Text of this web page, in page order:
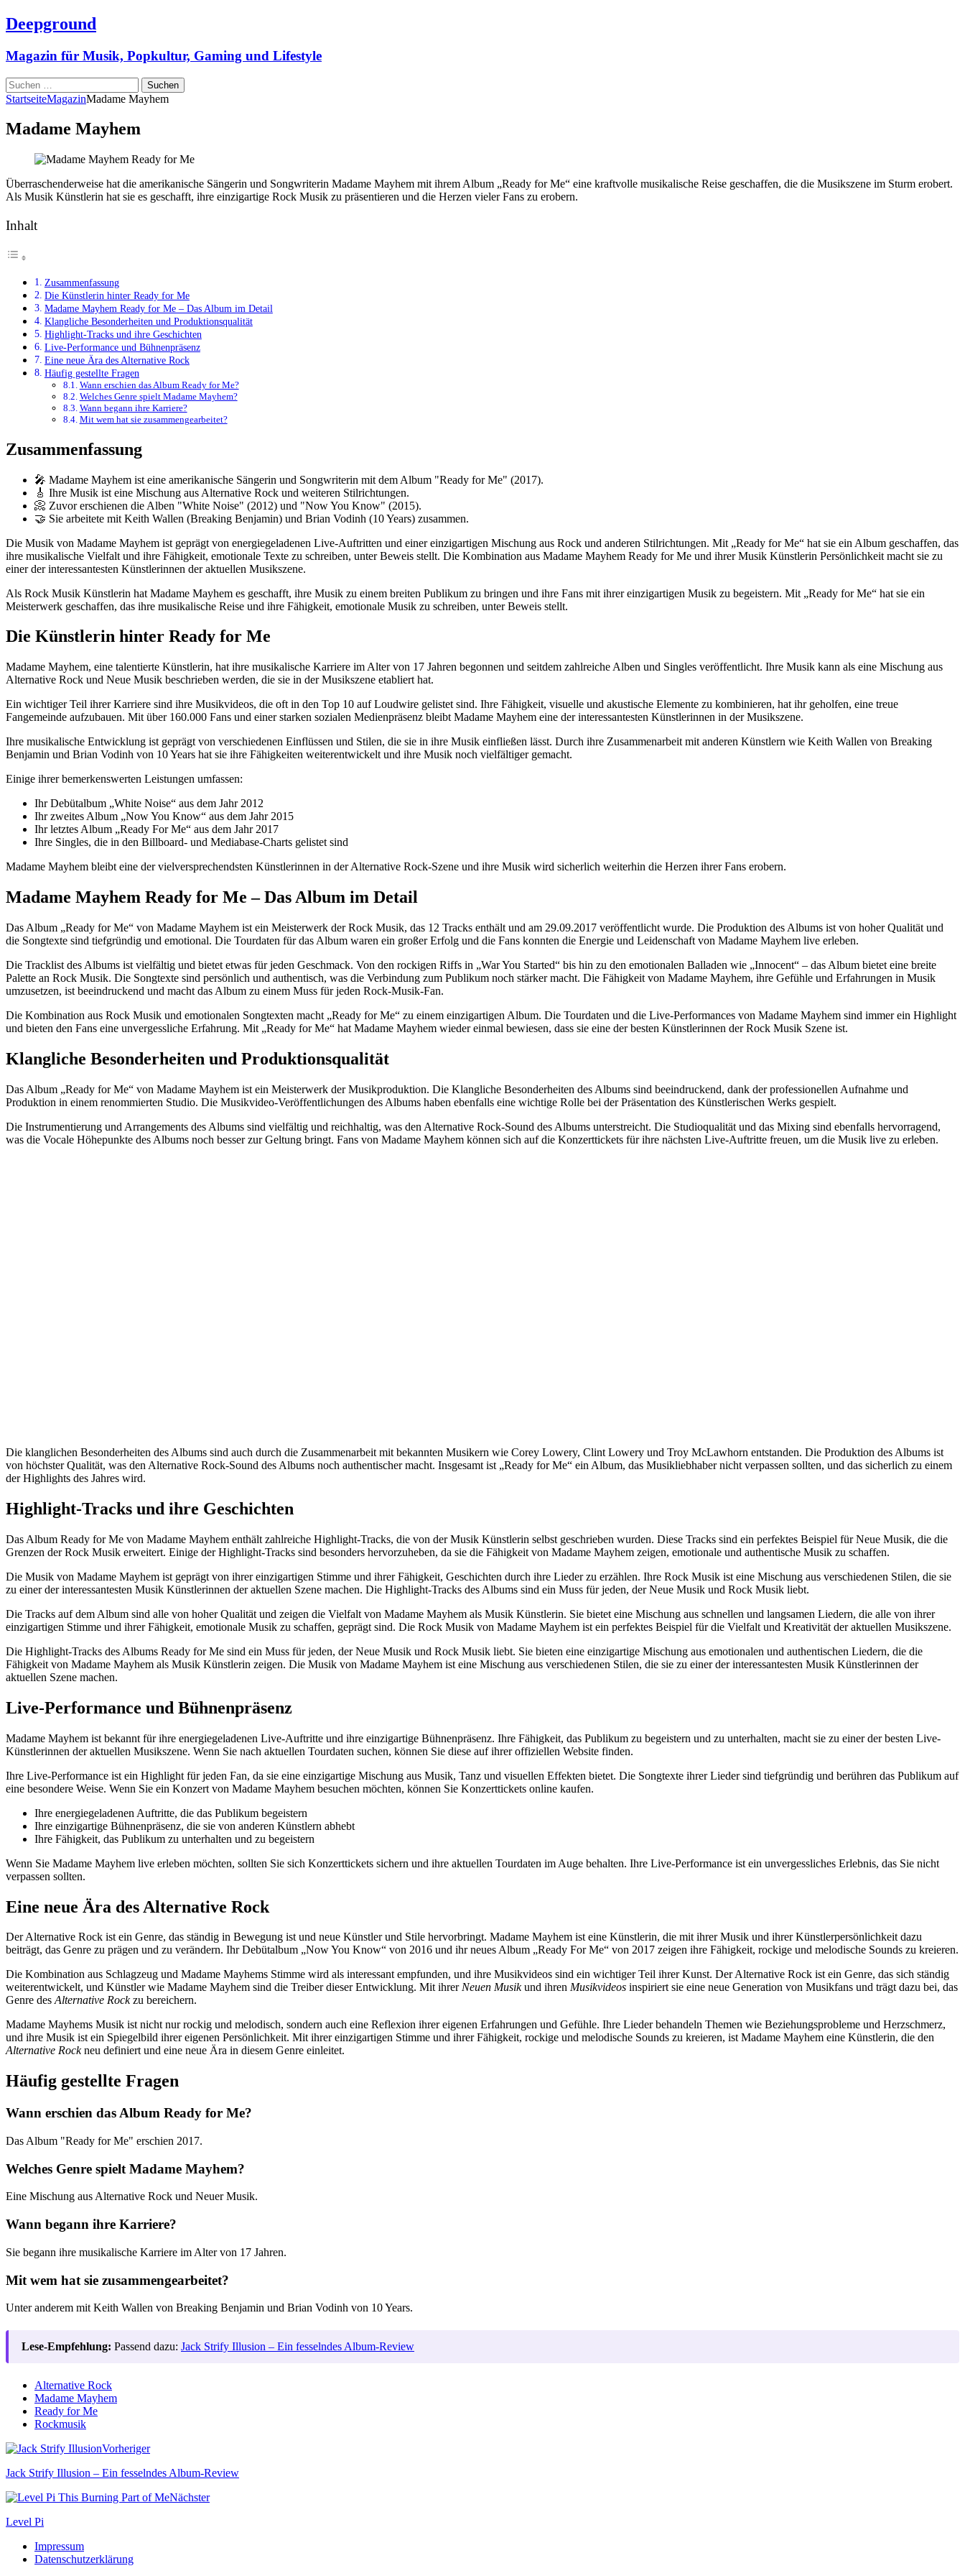
Deepground
Magazin für Musik, Popkultur, Gaming und Lifestyle
Suchen
nach:
StartseiteMagazinMadame Mayhem
Madame Mayhem
Überraschenderweise hat die amerikanische Sängerin und Songwriterin Madame Mayhem mit ihrem Album „Ready for Me“ eine kraftvolle musikalische Reise geschaffen, die die Musikszene im Sturm erobert.
Als Musik Künstlerin hat sie es geschafft, ihre einzigartige Rock Musik zu präsentieren und die Herzen vieler Fans zu erobern.
Inhalt
Zusammenfassung
Die Künstlerin hinter Ready for Me
Madame Mayhem Ready for Me – Das Album im Detail
Klangliche Besonderheiten und Produktionsqualität
Highlight-Tracks und ihre Geschichten
Live-Performance und Bühnenpräsenz
Eine neue Ära des Alternative Rock
Häufig gestellte Fragen
Wann erschien das Album Ready for Me?
Welches Genre spielt Madame Mayhem?
Wann begann ihre Karriere?
Mit wem hat sie zusammengearbeitet?
Zusammenfassung
🎤 Madame Mayhem ist eine amerikanische Sängerin und Songwriterin mit dem Album "Ready for Me" (2017).
🎸 Ihre Musik ist eine Mischung aus Alternative Rock und weiteren Stilrichtungen.
📀 Zuvor erschienen die Alben "White Noise" (2012) und "Now You Know" (2015).
🤝 Sie arbeitete mit Keith Wallen (Breaking Benjamin) und Brian Vodinh (10 Years) zusammen.
Die Musik von Madame Mayhem ist geprägt von energiegeladenen Live-Auftritten und einer einzigartigen Mischung aus Rock und anderen Stilrichtungen. Mit „Ready for Me“ hat sie ein Album geschaffen, das
ihre musikalische Vielfalt und ihre Fähigkeit, emotionale Texte zu schreiben, unter Beweis stellt. Die Kombination aus Madame Mayhem Ready for Me und ihrer Musik Künstlerin Persönlichkeit macht sie zu
einer der interessantesten Künstlerinnen der aktuellen Musikszene.
Als Rock Musik Künstlerin hat Madame Mayhem es geschafft, ihre Musik zu einem breiten Publikum zu bringen und ihre Fans mit ihrer einzigartigen Musik zu begeistern. Mit „Ready for Me“ hat sie ein
Meisterwerk geschaffen, das ihre musikalische Reise und ihre Fähigkeit, emotionale Musik zu schreiben, unter Beweis stellt.
Die Künstlerin hinter Ready for Me
Madame Mayhem, eine talentierte Künstlerin, hat ihre musikalische Karriere im Alter von 17 Jahren begonnen und seitdem zahlreiche Alben und Singles veröffentlicht. Ihre Musik kann als eine Mischung aus
Alternative Rock und Neue Musik beschrieben werden, die sie in der Musikszene etabliert hat.
Ein wichtiger Teil ihrer Karriere sind ihre Musikvideos, die oft in den Top 10 auf Loudwire gelistet sind. Ihre Fähigkeit, visuelle und akustische Elemente zu kombinieren, hat ihr geholfen, eine treue
Fangemeinde aufzubauen. Mit über 160.000 Fans und einer starken sozialen Medienpräsenz bleibt Madame Mayhem eine der interessantesten Künstlerinnen in der Musikszene.
Ihre musikalische Entwicklung ist geprägt von verschiedenen Einflüssen und Stilen, die sie in ihre Musik einfließen lässt. Durch ihre Zusammenarbeit mit anderen Künstlern wie Keith Wallen von Breaking
Benjamin und Brian Vodinh von 10 Years hat sie ihre Fähigkeiten weiterentwickelt und ihre Musik noch vielfältiger gemacht.
Einige ihrer bemerkenswerten Leistungen umfassen:
Ihr Debütalbum „White Noise“ aus dem Jahr 2012
Ihr zweites Album „Now You Know“ aus dem Jahr 2015
Ihr letztes Album „Ready For Me“ aus dem Jahr 2017
Ihre Singles, die in den Billboard- und Mediabase-Charts gelistet sind
Madame Mayhem bleibt eine der vielversprechendsten Künstlerinnen in der Alternative Rock-Szene und ihre Musik wird sicherlich weiterhin die Herzen ihrer Fans erobern.
Madame Mayhem Ready for Me – Das Album im Detail
Das Album „Ready for Me“ von Madame Mayhem ist ein Meisterwerk der Rock Musik, das 12 Tracks enthält und am 29.09.2017 veröffentlicht wurde. Die Produktion des Albums ist von hoher Qualität und
die Songtexte sind tiefgründig und emotional. Die Tourdaten für das Album waren ein großer Erfolg und die Fans konnten die Energie und Leidenschaft von Madame Mayhem live erleben.
Die Tracklist des Albums ist vielfältig und bietet etwas für jeden Geschmack. Von den rockigen Riffs in „War You Started“ bis hin zu den emotionalen Balladen wie „Innocent“ – das Album bietet eine breite
Palette an Rock Musik. Die Songtexte sind persönlich und authentisch, was die Verbindung zum Publikum noch stärker macht. Die Fähigkeit von Madame Mayhem, ihre Gefühle und Erfahrungen in Musik
umzusetzen, ist beeindruckend und macht das Album zu einem Muss für jeden Rock-Musik-Fan.
Die Kombination aus Rock Musik und emotionalen Songtexten macht „Ready for Me“ zu einem einzigartigen Album. Die Tourdaten und die Live-Performances von Madame Mayhem sind immer ein Highlight
und bieten den Fans eine unvergessliche Erfahrung. Mit „Ready for Me“ hat Madame Mayhem wieder einmal bewiesen, dass sie eine der besten Künstlerinnen der Rock Musik Szene ist.
Klangliche Besonderheiten und Produktionsqualität
Das Album „Ready for Me“ von Madame Mayhem ist ein Meisterwerk der Musikproduktion. Die Klangliche Besonderheiten des Albums sind beeindruckend, dank der professionellen Aufnahme und
Produktion in einem renommierten Studio. Die Musikvideo-Veröffentlichungen des Albums haben ebenfalls eine wichtige Rolle bei der Präsentation des Künstlerischen Werks gespielt.
Die Instrumentierung und Arrangements des Albums sind vielfältig und reichhaltig, was den Alternative Rock-Sound des Albums unterstreicht. Die Studioqualität und das Mixing sind ebenfalls hervorragend,
was die Vocale Höhepunkte des Albums noch besser zur Geltung bringt. Fans von Madame Mayhem können sich auf die Konzerttickets für ihre nächsten Live-Auftritte freuen, um die Musik live zu erleben.
Die klanglichen Besonderheiten des Albums sind auch durch die Zusammenarbeit mit bekannten Musikern wie Corey Lowery, Clint Lowery und Troy McLawhorn entstanden. Die Produktion des Albums ist
von höchster Qualität, was den Alternative Rock-Sound des Albums noch authentischer macht. Insgesamt ist „Ready for Me“ ein Album, das Musikliebhaber nicht verpassen sollten, und das sicherlich zu einem
der Highlights des Jahres wird.
Highlight-Tracks und ihre Geschichten
Das Album Ready for Me von Madame Mayhem enthält zahlreiche Highlight-Tracks, die von der Musik Künstlerin selbst geschrieben wurden. Diese Tracks sind ein perfektes Beispiel für Neue Musik, die die
Grenzen der Rock Musik erweitert. Einige der Highlight-Tracks sind besonders hervorzuheben, da sie die Fähigkeit von Madame Mayhem zeigen, emotionale und authentische Musik zu schaffen.
Die Musik von Madame Mayhem ist geprägt von ihrer einzigartigen Stimme und ihrer Fähigkeit, Geschichten durch ihre Lieder zu erzählen. Ihre Rock Musik ist eine Mischung aus verschiedenen Stilen, die sie
zu einer der interessantesten Musik Künstlerinnen der aktuellen Szene machen. Die Highlight-Tracks des Albums sind ein Muss für jeden, der Neue Musik und Rock Musik liebt.
Die Tracks auf dem Album sind alle von hoher Qualität und zeigen die Vielfalt von Madame Mayhem als Musik Künstlerin. Sie bietet eine Mischung aus schnellen und langsamen Liedern, die alle von ihrer
einzigartigen Stimme und ihrer Fähigkeit, emotionale Musik zu schaffen, geprägt sind. Die Rock Musik von Madame Mayhem ist ein perfektes Beispiel für die Vielfalt und Kreativität der aktuellen Musikszene.
Die Highlight-Tracks des Albums Ready for Me sind ein Muss für jeden, der Neue Musik und Rock Musik liebt. Sie bieten eine einzigartige Mischung aus emotionalen und authentischen Liedern, die die
Fähigkeit von Madame Mayhem als Musik Künstlerin zeigen. Die Musik von Madame Mayhem ist eine Mischung aus verschiedenen Stilen, die sie zu einer der interessantesten Musik Künstlerinnen der
aktuellen Szene machen.
Live-Performance und Bühnenpräsenz
Madame Mayhem ist bekannt für ihre energiegeladenen Live-Auftritte und ihre einzigartige Bühnenpräsenz. Ihre Fähigkeit, das Publikum zu begeistern und zu unterhalten, macht sie zu einer der besten Live-
Künstlerinnen der aktuellen Musikszene. Wenn Sie nach aktuellen Tourdaten suchen, können Sie diese auf ihrer offiziellen Website finden.
Ihre Live-Performance ist ein Highlight für jeden Fan, da sie eine einzigartige Mischung aus Musik, Tanz und visuellen Effekten bietet. Die Songtexte ihrer Lieder sind tiefgründig und berühren das Publikum auf
eine besondere Weise. Wenn Sie ein Konzert von Madame Mayhem besuchen möchten, können Sie Konzerttickets online kaufen.
Ihre energiegeladenen Auftritte, die das Publikum begeistern
Ihre einzigartige Bühnenpräsenz, die sie von anderen Künstlern abhebt
Ihre Fähigkeit, das Publikum zu unterhalten und zu begeistern
Wenn Sie Madame Mayhem live erleben möchten, sollten Sie sich Konzerttickets sichern und ihre aktuellen Tourdaten im Auge behalten. Ihre Live-Performance ist ein unvergessliches Erlebnis, das Sie nicht
verpassen sollten.
Eine neue Ära des Alternative Rock
Der Alternative Rock ist ein Genre, das ständig in Bewegung ist und neue Künstler und Stile hervorbringt. Madame Mayhem ist eine Künstlerin, die mit ihrer Musik und ihrer Künstlerpersönlichkeit dazu
beiträgt, das Genre zu prägen und zu verändern. Ihr Debütalbum „Now You Know“ von 2016 und ihr neues Album „Ready For Me“ von 2017 zeigen ihre Fähigkeit, rockige und melodische Sounds zu kreieren.
Die Kombination aus Schlagzeug und Madame Mayhems Stimme wird als interessant empfunden, und ihre Musikvideos sind ein wichtiger Teil ihrer Kunst. Der Alternative Rock ist ein Genre, das sich ständig
weiterentwickelt, und Künstler wie Madame Mayhem sind die Treiber dieser Entwicklung. Mit ihrerNeuen Musikund ihren Musikvideos inspiriert sie eine neue Generation von Musikfans und trägt dazu bei, das
Genre desAlternative Rockzu bereichern.
Madame Mayhems Musik ist nicht nur rockig und melodisch, sondern auch eine Reflexion ihrer eigenen Erfahrungen und Gefühle. Ihre Lieder behandeln Themen wie Beziehungsprobleme und Herzschmerz,
und ihre Musik ist ein Spiegelbild ihrer eigenen Persönlichkeit. Mit ihrer einzigartigen Stimme und ihrer Fähigkeit, rockige und melodische Sounds zu kreieren, ist Madame Mayhem eine Künstlerin, die den
Alternative Rockneu definiert und eine neue Ära in diesem Genre einleitet.
Häufig gestellte Fragen
Wann erschien das Album Ready for Me?
Das Album "Ready for Me" erschien 2017.
Welches Genre spielt Madame Mayhem?
Eine Mischung aus Alternative Rock und Neuer Musik.
Wann begann ihre Karriere?
Sie begann ihre musikalische Karriere im Alter von 17 Jahren.
Mit wem hat sie zusammengearbeitet?
Unter anderem mit Keith Wallen von Breaking Benjamin und Brian Vodinh von 10 Years.
Lese-Empfehlung: Passend dazu: Jack Strify Illusion – Ein fesselndes Album-Review
Alternative Rock
Madame Mayhem
Ready for Me
Rockmusik
Vorheriger
Jack Strify Illusion – Ein fesselndes Album-Review
Nächster
Level Pi
Impressum
Datenschutzerklärung